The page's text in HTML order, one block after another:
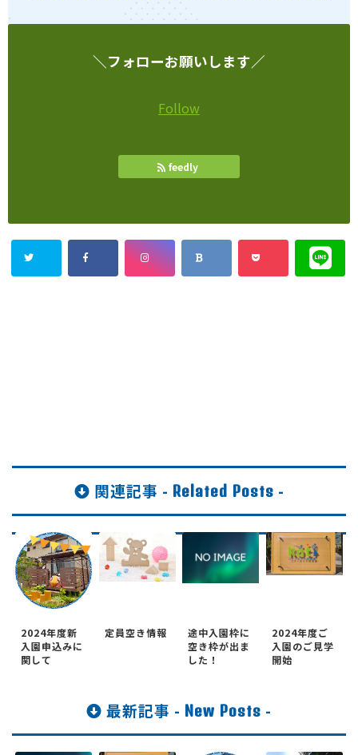
＼フォローお願いします／
Follow
feedly
関連記事 - Related Posts -
2024年度新
入園申込みに
関して
定員空き情報
途中入園枠に
空き枠が出ま
した！
2024年度ご
入園のご見学
開始
最新記事 - New Posts -